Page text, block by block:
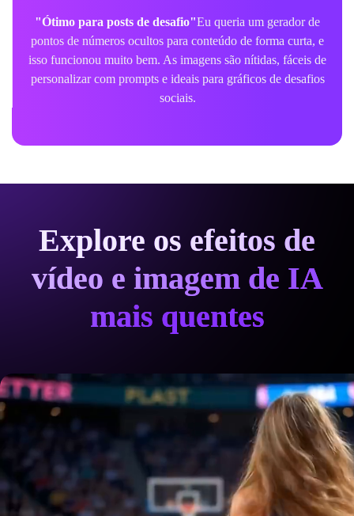
"Ótimo para posts de desafio"Eu queria um gerador de
pontos de números ocultos para conteúdo de forma curta, e
isso funcionou muito bem. As imagens são nítidas, fáceis de
personalizar com prompts e ideais para gráficos de desafios
sociais.
Explore os efeitos de
vídeo e imagem de IA
mais quentes